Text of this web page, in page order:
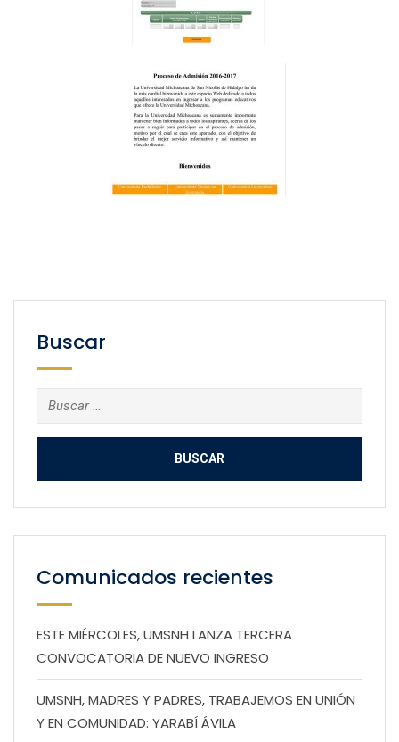
Buscar
Buscar:
Comunicados recientes
ESTE MIÉRCOLES, UMSNH LANZA TERCERA
CONVOCATORIA DE NUEVO INGRESO
UMSNH, MADRES Y PADRES, TRABAJEMOS EN UNIÓN
Y EN COMUNIDAD: YARABÍ ÁVILA